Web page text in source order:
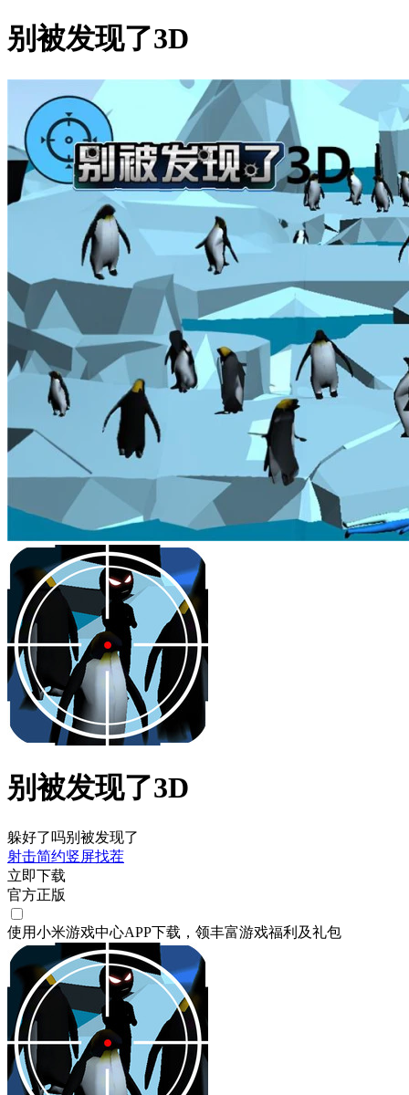
别被发现了3D
别被发现了3D
躲好了吗别被发现了
射击简约竖屏找茬
立即下载
官方正版
使用小米游戏中心APP下载 ，领丰富游戏福利 及礼包